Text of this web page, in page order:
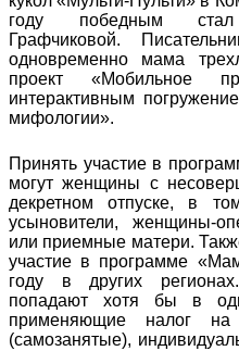
году победным стал
Графчиковой.
одновременно мама
проект «Мобильное
интерактивным
мифологии».
Принять участие в
могут женщины с
декретном отпуске, в
усыновители, женщины-
или приемные матери.
участие в программе
году в других
попадают хотя бы в
применяющие налог на
(самозанятые),